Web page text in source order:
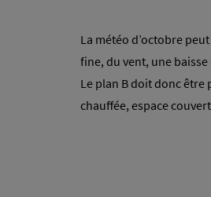
La météo d’octobre
fine, du vent, une
Le plan B doit donc être
chauffée, espace